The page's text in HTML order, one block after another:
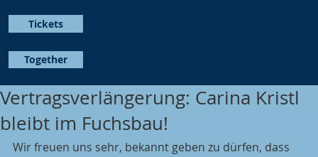
Together
Tickets
Vertragsverlängerung: Carina Kristl
bleibt im Fuchsbau!
Wir freuen uns sehr, bekannt geben zu dürfen, dass